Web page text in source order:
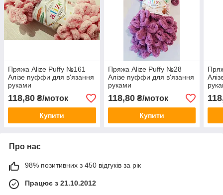
Пряжа Alize Puffy №161
Алізе пуффи для в'язання
руками
118,80 ₴/моток
Купити
Пряжа Alize Puffy №28
Алізе пуффи для в'язання
руками
118,80₴/моток
Купити
Про нас
98% позитивних з 450 відгуків за рік
Працює з 21.10.2012